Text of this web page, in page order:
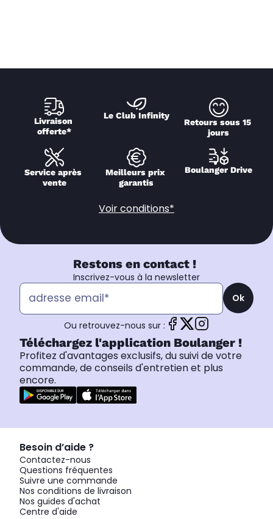
Livraison
offerte*
Le Club Infinity
Retours sous 15
jours
Service après
vente
Meilleurs prix
garantis
Boulanger Drive
Voir conditions*
Restons en contact !
Inscrivez-vous à la newsletter
Ok
Ou retrouvez-nous sur :
Téléchargez l'application Boulanger !
Profitez d'avantages exclusifs, du suivi de votre
commande, de conseils d'entretien et plus
encore.
Besoin d’aide ?
Contactez-nous
Questions fréquentes
Suivre une commande
Nos conditions de livraison
Nos guides d'achat
Centre d'aide